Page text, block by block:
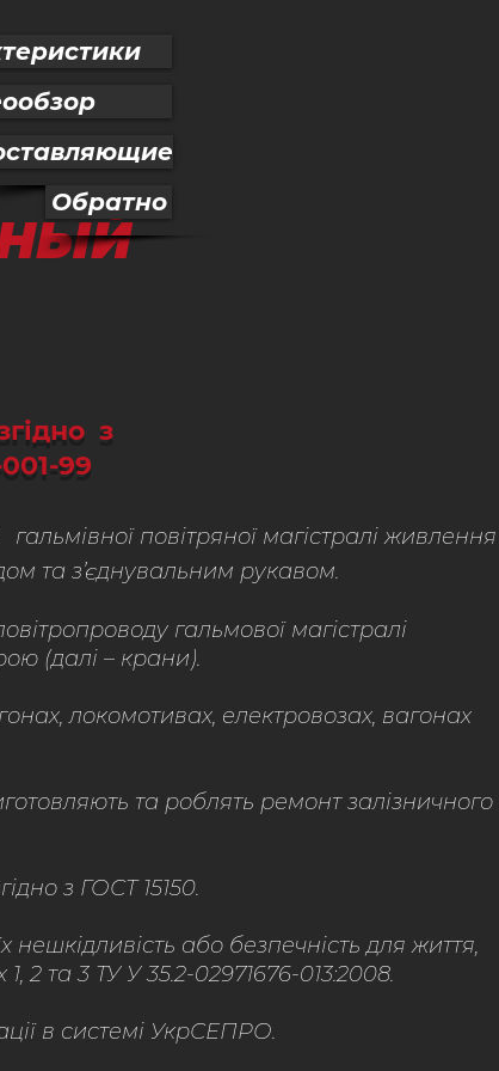
Обратно
з
99
повітряної магістралі живлення
та з’єднувальним рукавом.
гальмової магістралі
(далі – крани).
локомотивах, електровозах, вагонах
та роблять ремонт залізничного
з ГОСТ 15150.
або безпечність для життя,
2 та 3 ТУ У 35.2-02971676-013:2008.
в системі УкрСЕПРО.